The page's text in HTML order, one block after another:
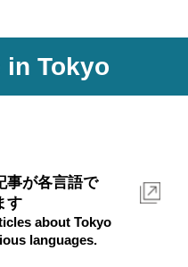
in Tokyo
事が各言語で
す
about Tokyo
languages.